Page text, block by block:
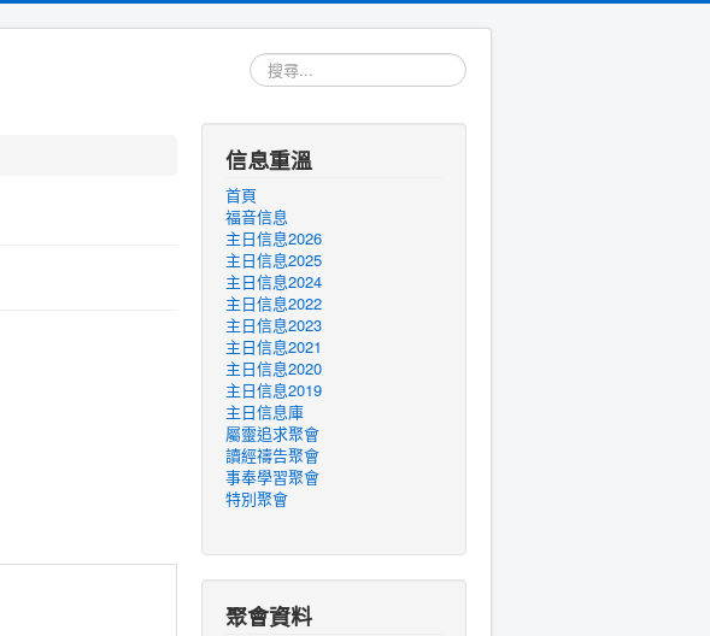
搜
尋...
信息重溫
首頁
福音信息
主日信息2026
主日信息2025
主日信息2024
主日信息2022
主日信息2023
主日信息2021
主日信息2020
主日信息2019
主日信息庫
屬靈追求聚會
讀經禱告聚會
事奉學習聚會
特別聚會
聚會資料